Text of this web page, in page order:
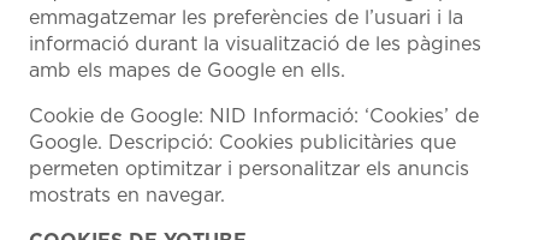
emmagatzemar les preferències de l’usuari i la
informació durant la visualització de les pàgines
amb els mapes de Google en ells.
Cookie de Google: NID Informació: ‘Cookies’ de
Google. Descripció: Cookies publicitàries que
permeten optimitzar i personalitzar els anuncis
mostrats en navegar.